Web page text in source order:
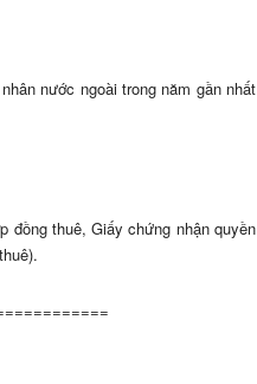
nước ngoài trong năm gần nhất
đồng thuê, Giấy chứng nhận quyền